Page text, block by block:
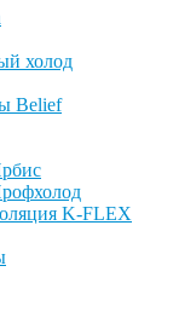
холод
Belief
K-FLEX